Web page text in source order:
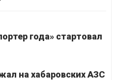
года» стартовал
на хабаровских АЗС